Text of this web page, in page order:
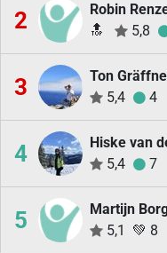
2
Robin
🔝
5,8
3
Ton
5,4
4
4
Hiske van
5,4
7
5
Martijn
5,1
💚 8